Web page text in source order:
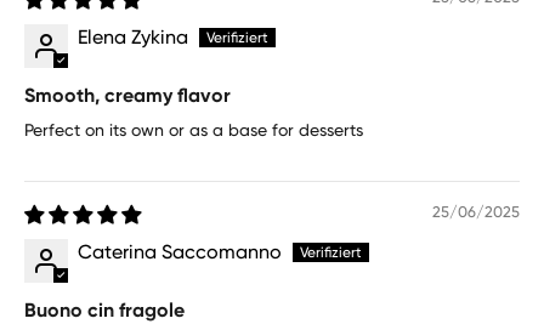
Elena Zykina
Smooth, creamy flavor
Perfect on its own or as a base for desserts
25/06/2025
Caterina Saccomanno
Buono cin fragole